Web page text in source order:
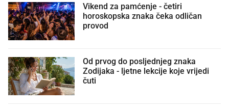
Vikend za pamćenje - četiri
horoskopska znaka čeka odličan
provod
Od prvog do posljednjeg znaka
Zodijaka - ljetne lekcije koje vrijedi
čuti